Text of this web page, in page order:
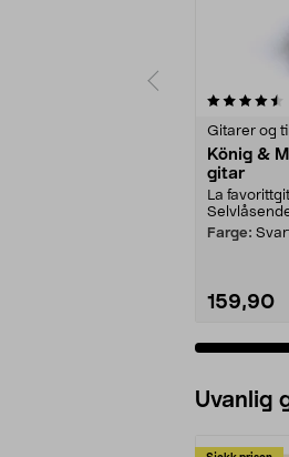
Gitarer og
König &
gitar
La
Farge:
159,90
Uvanlig